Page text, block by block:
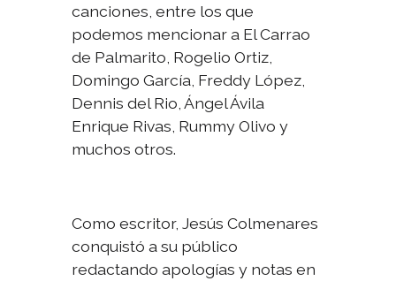
canciones, entre los que
podemos mencionar a El Carrao
de Palmarito, Rogelio Ortiz,
Domingo García, Freddy López,
Dennis del Rio, Ángel Ávila
Enrique Rivas, Rummy Olivo y
muchos otros.
Como escritor, Jesús Colmenares
conquistó a su público
redactando apologías y notas en